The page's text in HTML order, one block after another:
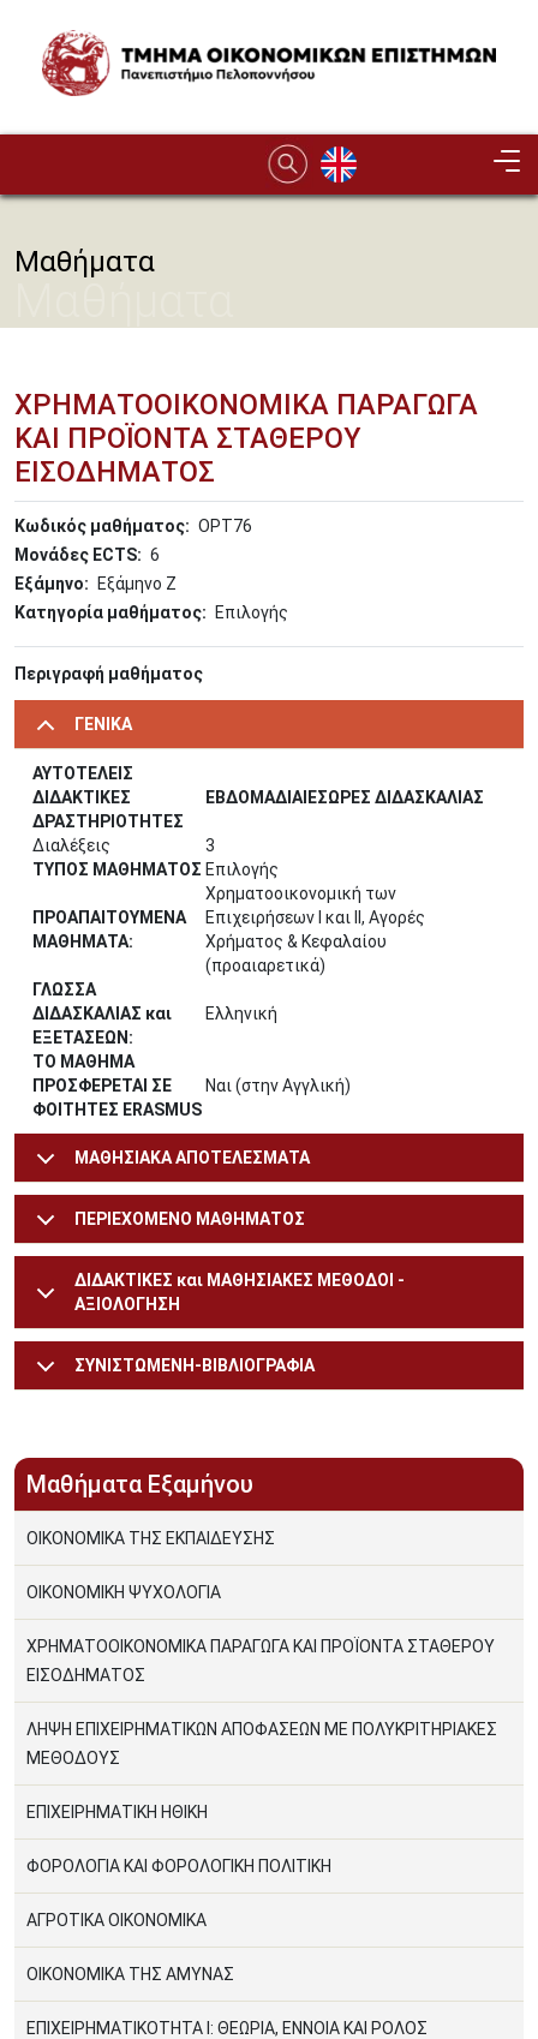
Image
Μαθήματα
ΧΡΗΜΑΤΟΟΙΚΟΝΟΜΙΚΑ ΠΑΡΑΓΩΓΑ
ΚΑΙ ΠΡΟΪΟΝΤΑ ΣΤΑΘΕΡΟΥ
ΕΙΣΟΔΗΜΑΤΟΣ
Κωδικός μαθήματος
OPT76
Μονάδες ECTS
6
Εξάμηνο
Εξάμηνο Ζ
Κατηγορία μαθήματος
Επιλογής
Περιγραφή μαθήματος
ΓΕΝΙΚΑ
ΑΥΤΟΤΕΛΕΙΣ
ΔΙΔΑΚΤΙΚΕΣ
ΔΡΑΣΤΗΡΙΟΤΗΤΕΣ
ΕΒΔΟΜΑΔΙΑΙΕΣΩΡΕΣ ΔΙΔΑΣΚΑΛΙΑΣ
Διαλέξεις
3
ΤΥΠΟΣ ΜΑΘΗΜΑΤΟΣ Επιλογής
ΠΡΟΑΠΑΙΤΟΥΜΕΝΑ
ΜΑΘΗΜΑΤΑ:
Χρηματοοικονομική των
Επιχειρήσεων Ι και ΙΙ, Αγορές
Χρήματος & Κεφαλαίου
(προαιαρετικά)
ΓΛΩΣΣΑ
ΔΙΔΑΣΚΑΛΙΑΣ και
ΕΞΕΤΑΣΕΩΝ:
Ελληνική
ΤΟ ΜΑΘΗΜΑ
ΠΡΟΣΦΕΡΕΤΑΙ ΣΕ
ΦΟΙΤΗΤΕΣ ERASMUS
Ναι (στην Αγγλική)
ΜΑΘΗΣΙΑΚΑ ΑΠΟΤΕΛΕΣΜΑΤΑ
ΠΕΡΙΕΧΟΜΕΝΟ ΜΑΘΗΜΑΤΟΣ
ΔΙΔΑΚΤΙΚΕΣ και ΜΑΘΗΣΙΑΚΕΣ ΜΕΘΟΔΟΙ -
ΑΞΙΟΛΟΓΗΣΗ
ΣΥΝΙΣΤΩΜΕΝΗ-ΒΙΒΛΙΟΓΡΑΦΙΑ
Μαθήματα Εξαμήνου
ΟΙΚΟΝΟΜΙΚΑ ΤΗΣ ΕΚΠΑΙΔΕΥΣΗΣ
ΟΙΚΟΝΟΜΙΚΗ ΨΥΧΟΛΟΓΙΑ
ΧΡΗΜΑΤΟΟΙΚΟΝΟΜΙΚΑ ΠΑΡΑΓΩΓΑ ΚΑΙ ΠΡΟΪΟΝΤΑ ΣΤΑΘΕΡΟΥ
ΕΙΣΟΔΗΜΑΤΟΣ
ΛΗΨΗ ΕΠΙΧΕΙΡΗΜΑΤΙΚΩΝ ΑΠΟΦΑΣΕΩΝ ΜΕ ΠΟΛΥΚΡΙΤΗΡΙΑΚΕΣ
ΜΕΘΟΔΟΥΣ
ΕΠΙΧΕΙΡΗΜΑΤΙΚΗ ΗΘΙΚΗ
ΦΟΡΟΛΟΓΙΑ ΚΑΙ ΦΟΡΟΛΟΓΙΚΗ ΠΟΛΙΤΙΚΗ
ΑΓΡΟΤΙΚΑ ΟΙΚΟΝΟΜΙΚΑ
ΟΙΚΟΝΟΜΙΚΑ ΤΗΣ ΑΜΥΝΑΣ
ΕΠΙΧΕΙΡΗΜΑΤΙΚΟΤΗΤΑ Ι: ΘΕΩΡΙΑ, ΕΝΝΟΙΑ ΚΑΙ ΡΟΛΟΣ